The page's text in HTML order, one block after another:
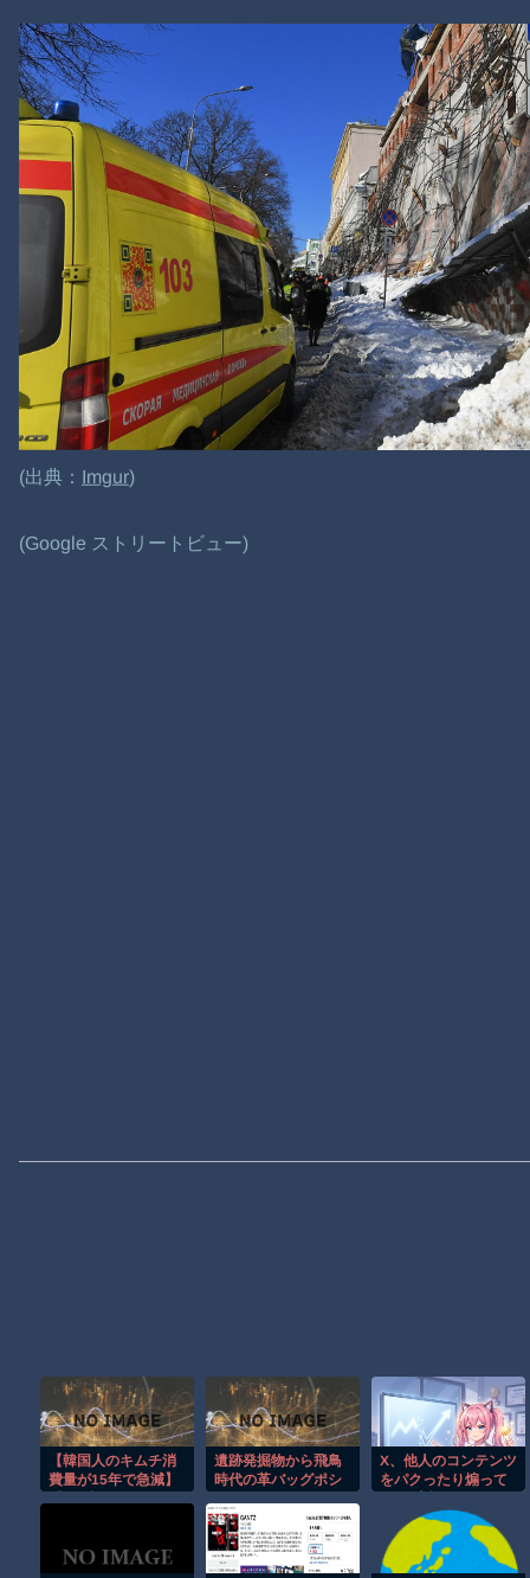
(出典： Imgur)
(Google ストリートビュー)
【韓国人のキムチ消
費量が15年で急減】
遺跡発掘物から飛鳥
時代の革バッグポシ
X、他人のコンテンツ
をパクったり煽って
ウントの収益化停
止。今後はオリジナ
ル重視